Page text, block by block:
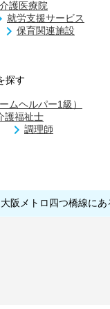
介護医療院
就労支援サービス
保育関連施設
探す
ムヘルパー1級）
護福祉士
調理師
大阪メトロ四つ橋線に